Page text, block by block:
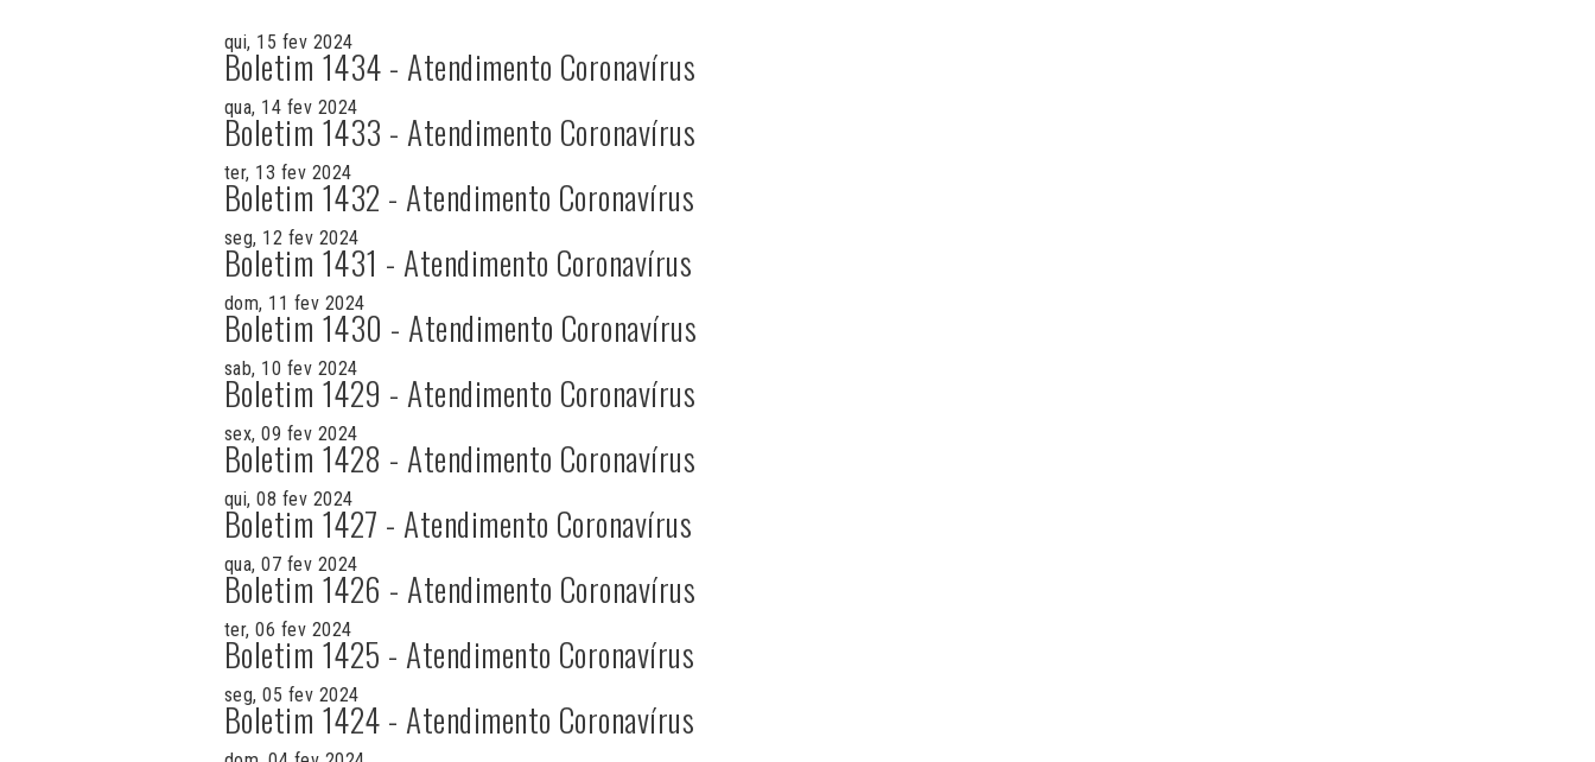
qui, 15 fev 2024
Boletim 1434 - Atendimento Coronavírus
qua, 14 fev 2024
Boletim 1433 - Atendimento Coronavírus
ter, 13 fev 2024
Boletim 1432 - Atendimento Coronavírus
seg, 12 fev 2024
Boletim 1431 - Atendimento Coronavírus
dom, 11 fev 2024
Boletim 1430 - Atendimento Coronavírus
sab, 10 fev 2024
Boletim 1429 - Atendimento Coronavírus
sex, 09 fev 2024
Boletim 1428 - Atendimento Coronavírus
qui, 08 fev 2024
Boletim 1427 - Atendimento Coronavírus
qua, 07 fev 2024
Boletim 1426 - Atendimento Coronavírus
ter, 06 fev 2024
Boletim 1425 - Atendimento Coronavírus
seg, 05 fev 2024
Boletim 1424 - Atendimento Coronavírus